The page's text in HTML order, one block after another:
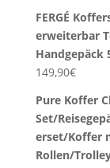
FERGÉ
erweiterbar
Handgepäck
149,90€
Pure Koffer
Set/
erset/Koffer
Rollen/